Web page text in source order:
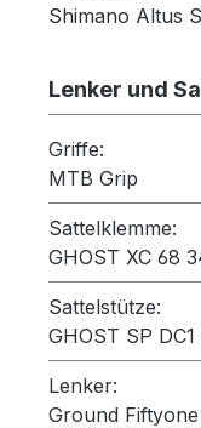
Shimano Altus
Lenker und
Griffe:
MTB Grip
Sattelklemme:
GHOST XC 68
Sattelstütze:
GHOST SP DC1
Lenker:
Ground